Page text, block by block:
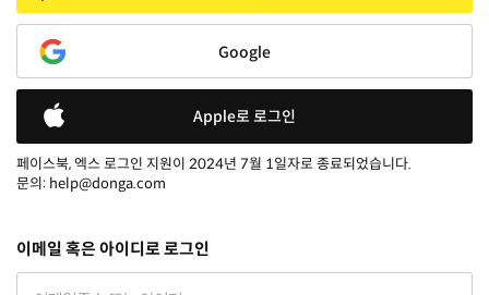
Google
Apple로 로그인
페이스북, 엑스 로그인 지원이 2024년 7월 1일자로 종료되었습니다.
문의: help@donga.com
이메일 혹은 아이디로 로그인